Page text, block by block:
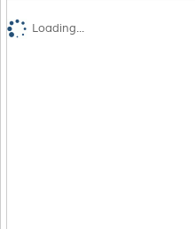
Loading...